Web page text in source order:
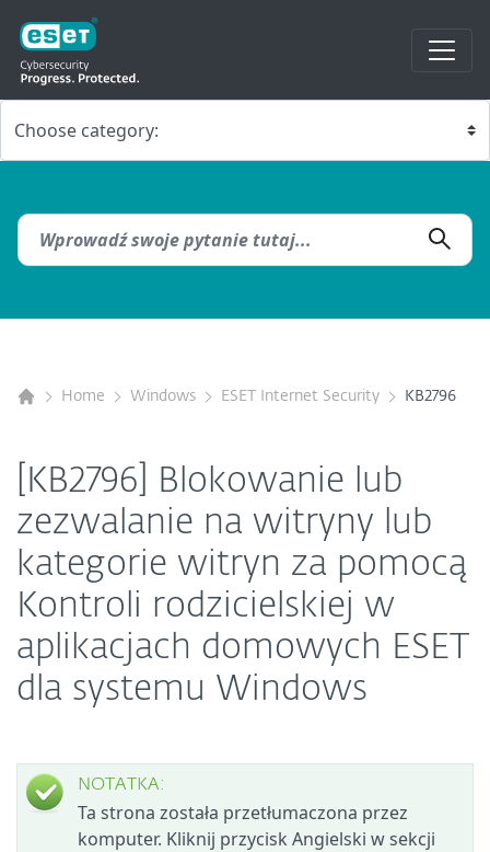
Home Windows ESET Internet Security KB2796
[KB2796] Blokowanie lub
zezwalanie na witryny lub
kategorie witryn za pomocą
Kontroli rodzicielskiej w
aplikacjach domowych ESET
dla systemu Windows
NOTATKA:
Ta strona została przetłumaczona przez
komputer. Kliknij przycisk Angielski w sekcji